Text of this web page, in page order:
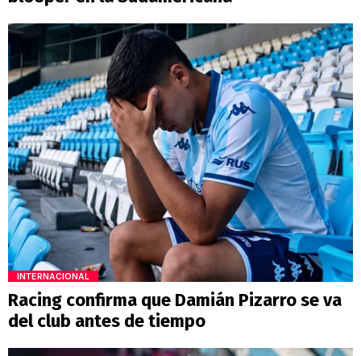
INTERNACIONAL
Racing confirma que Damián Pizarro se va
del club antes de tiempo